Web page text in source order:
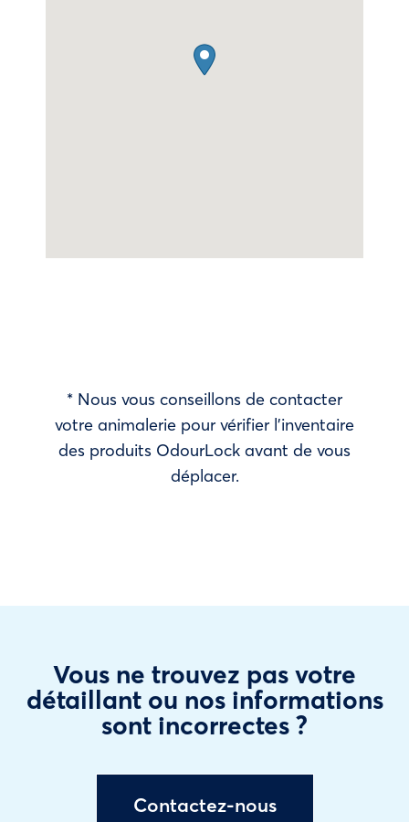
* Nous vous conseillons de contacter
votre animalerie pour vérifier l’inventaire
des produits OdourLock avant de vous
déplacer.
Vous ne trouvez pas votre
détaillant ou nos informations
sont incorrectes ?
Contactez-nous